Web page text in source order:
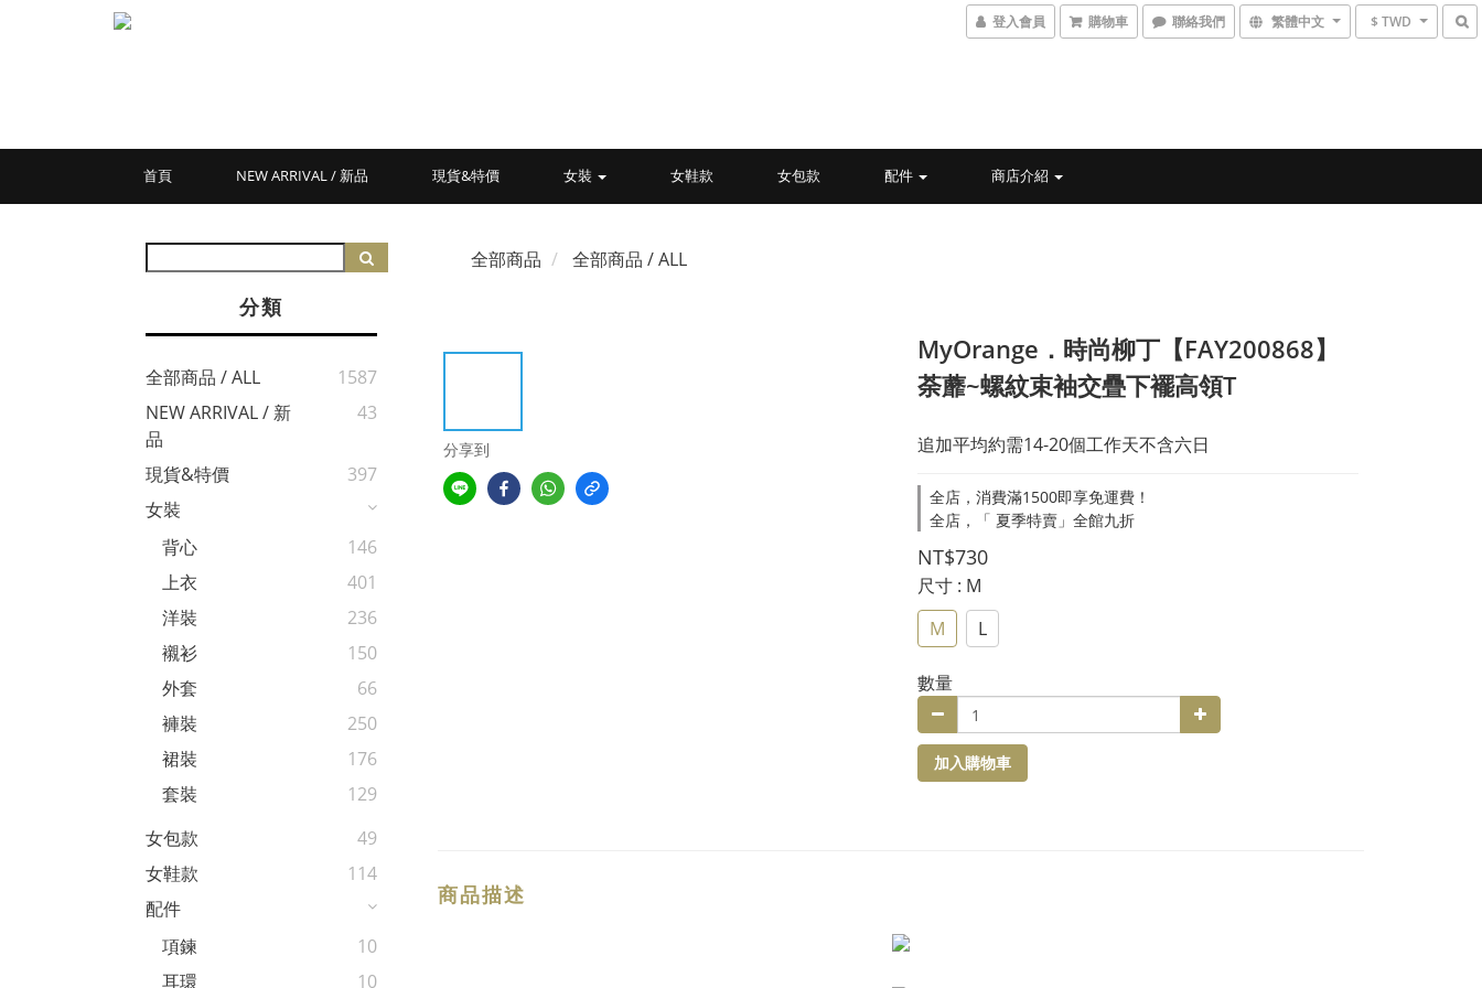
登入會員 購物車 聯絡我們 繁體中文 $ TWD
首頁 NEW ARRIVAL / 新品 現貨&特價 女裝 女鞋款 女包款 配件 商店介紹
分類
全部商品 / ALL
1587
NEW ARRIVAL / 新
品
43
現貨&特價
397
女裝
背心
146
上衣
401
洋裝
236
襯衫
150
外套
66
褲裝
250
裙裝
176
套裝
129
女包款
49
女鞋款
114
配件
項鍊
10
耳環
10
全部商品 全部商品 / ALL
分享到
MyOrange．時尚柳丁【FAY200868】
荼蘼~螺紋束袖交疊下襬高領T
追加平均約需14-20個工作天不含六日
全店，消費滿1500即享免運費！
全店，「 夏季特賣」全館九折
NT$730
尺寸 : M
M
L
數量
加入購物車
商品描述